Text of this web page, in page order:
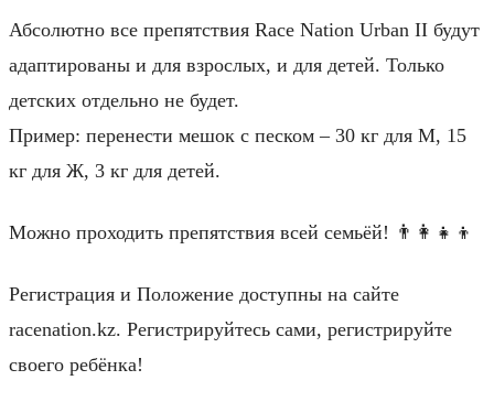
Абсолютно все препятствия Race Nation Urban II будут
адаптированы и для взрослых, и для детей. Только
детских отдельно не будет.
Пример: перенести мешок с песком – 30 кг для М, 15
кг для Ж, 3 кг для детей.
Можно проходить препятствия всей семьёй! 👨‍👩‍👧‍👦
Регистрация и Положение доступны на сайте
racenation.kz. Регистрируйтесь сами, регистрируйте
своего ребёнка!